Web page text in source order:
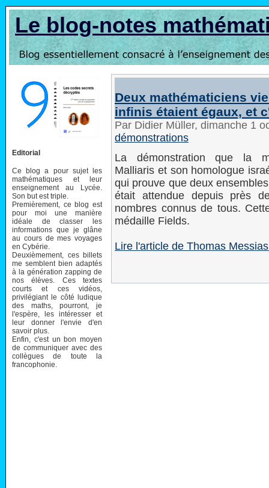
Le blog-notes
Editorial
Ce blog a pour sujet les
mathématiques et leur
enseignement au Lycée.
Son but est triple.
Premièrement, ce blog est
pour moi une manière
idéale de classer les
informations que je glâne
au cours de mes voyages
en Cybérie.
Deuxièmement, ces billets
me semblent bien adaptés
à la génération zapping de
nos élèves. Ces textes
courts et ces vidéos,
privilégiant le côté ludique
des maths, pourront, je
l'espère, les intéresser et
leur donner l'envie d'en
savoir plus.
Enfin, c'est un bon moyen
de communiquer avec des
collègues de toute la
francophonie.
Deux mathématiciens
infinis étaient égaux, et
Par Didier Müller, dimanche 1
démonstrations
La démonstration que la
Malliaris et son homologue
qui prouve que deux
était attendue depuis près
nombres connus de tous.
médaille Fields.
Lire l'article de Thomas